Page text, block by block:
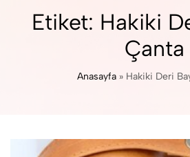
Etiket: Hakiki
Çanta
Anasayfa» Hakiki Deri